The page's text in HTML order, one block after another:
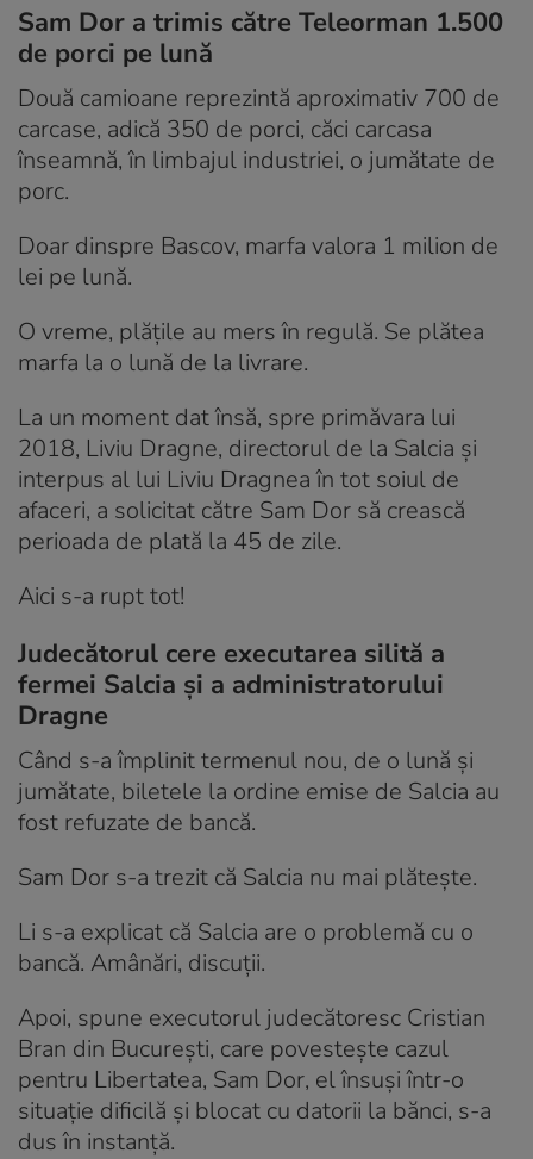
Sam Dor a trimis către Teleorman 1.500
de porci pe lună
Două camioane reprezintă aproximativ 700 de
carcase, adică 350 de porci, căci carcasa
înseamnă, în limbajul industriei, o jumătate de
porc.
Doar dinspre Bascov, marfa valora 1 milion de
lei pe lună.
O vreme, plățile au mers în regulă. Se plătea
marfa la o lună de la livrare.
La un moment dat însă, spre primăvara lui
2018, Liviu Dragne, directorul de la Salcia și
interpus al lui Liviu Dragnea în tot soiul de
afaceri, a solicitat către Sam Dor să crească
perioada de plată la 45 de zile.
Aici s-a rupt tot!
Judecătorul cere executarea silită a
fermei Salcia și a administratorului
Dragne
Când s-a împlinit termenul nou, de o lună și
jumătate, biletele la ordine emise de Salcia au
fost refuzate de bancă.
Sam Dor s-a trezit că Salcia nu mai plătește.
Li s-a explicat că Salcia are o problemă cu o
bancă. Amânări, discuții.
Apoi, spune executorul judecătoresc Cristian
Bran din București, care povestește cazul
pentru Libertatea, Sam Dor, el însuși într-o
situație dificilă și blocat cu datorii la bănci, s-a
dus în instanță.